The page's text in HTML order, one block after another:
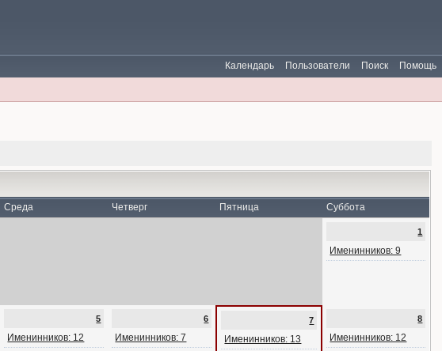
Помощь
Поиск
Пользователи
Календарь
Среда Четверг Пятница Суббота
1
Именинников: 9
5
Именинников: 12
6
Именинников: 7
7
Именинников: 13
8
Именинников: 12